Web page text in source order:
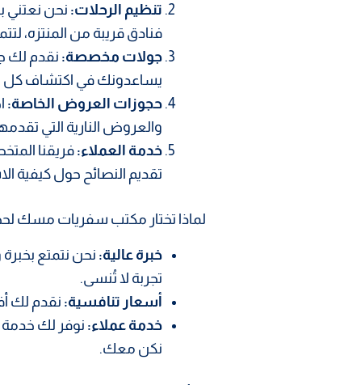
تنظيم الرحلات: نحن نعتني
فنادق قريبة من المنتزه،
جولات مخصصة: نقدم لك
يساعدونك في اكتشاف كل
حجوزات العروض الخاصة:
والعروض النارية التي
خدمة العملاء: فريقنا
تقديم النصائح حول كيفية
لماذا تختار مكتب سفريات مسك
خبرة عالية: نحن نتمتع
تجربة لا تُنسى.
أسعار تنافسية: نقدم لك
خدمة عملاء: نوفر لك خدمة
نكن معك.